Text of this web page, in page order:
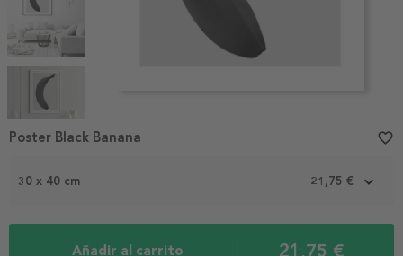
1
30 x 40 cm 21,75 €
Añadir al carrito 21,75 €
Poster Black Banana favorite_border